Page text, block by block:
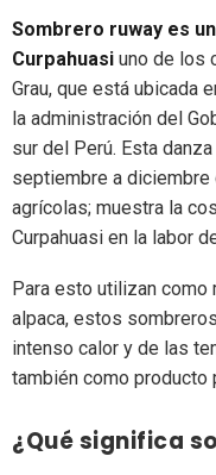
Sombrero ruway es
Curpahuasi uno de los
Grau, que está ubicada
la administración del
sur del Perú. Esta
septiembre a
agrícolas; muestra la
Curpahuasi en la labor
Para esto utilizan como
alpaca, estos
intenso calor y de las
también como producto
¿Qué significa